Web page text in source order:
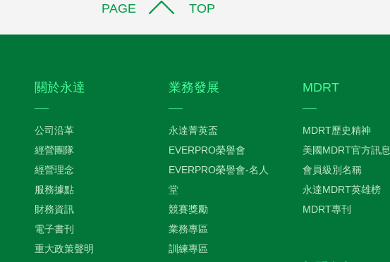
PAGE TOP
關於永達
公司沿革
經營團隊
經營理念
服務據點
財務資訊
電子書刊
重大政策聲明
業務發展
永達菁英盃
EVERPRO榮譽會
EVERPRO榮譽會-名人
堂
競賽獎勵
業務專區
訓練專區
MDRT
MDRT歷史精神
美國MDRT官方訊息
會員級別名稱
永達MDRT英雄榜
MDRT專刊